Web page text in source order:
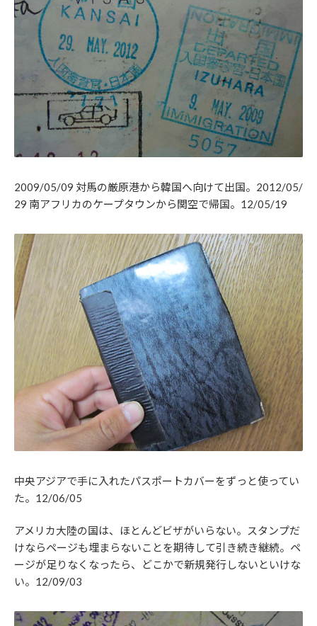
2009/05/09 対馬の厳原港から韓国へ向けて出国。2012/05/
29 南アフリカのケープタウンから関空で帰国。12/05/19
中央アジアで手に入れたパスポートカバーをずっと使ってい
た。12/06/05
アメリカ大陸の国は、ほとんどビザがいらない。スタンプだ
けならページも埋まらないことを期待して引き続き継続。ペ
ージが足りなくなったら、どこかで新規発行しないといけな
い。12/09/03